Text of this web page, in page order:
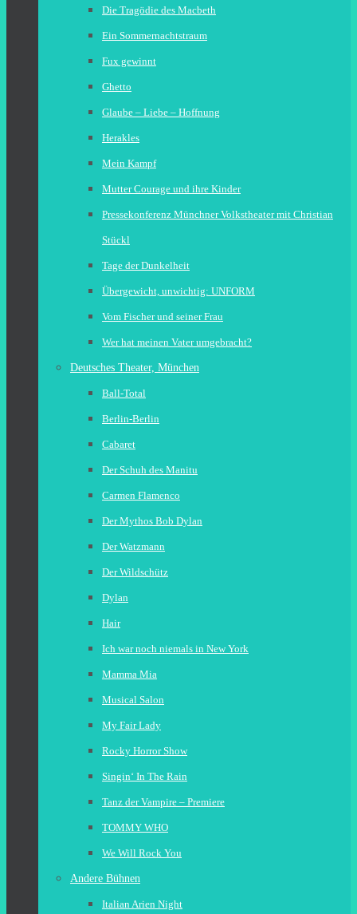
Die Tragödie des Macbeth
Ein Sommernachtstraum
Fux gewinnt
Ghetto
Glaube – Liebe – Hoffnung
Herakles
Mein Kampf
Mutter Courage und ihre Kinder
Pressekonferenz Münchner Volkstheater mit Christian
Stückl
Tage der Dunkelheit
Übergewicht, unwichtig: UNFORM
Vom Fischer und seiner Frau
Wer hat meinen Vater umgebracht?
Deutsches Theater, München
Ball-Total
Berlin-Berlin
Cabaret
Der Schuh des Manitu
Carmen Flamenco
Der Mythos Bob Dylan
Der Watzmann
Der Wildschütz
Dylan
Hair
Ich war noch niemals in New York
Mamma Mia
Musical Salon
My Fair Lady
Rocky Horror Show
Singin‘ In The Rain
Tanz der Vampire – Premiere
TOMMY WHO
We Will Rock You
Andere Bühnen
Italian Arien Night